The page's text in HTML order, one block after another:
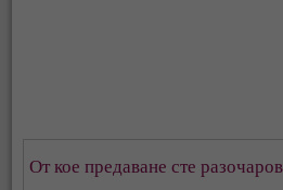
От кое предаване сте